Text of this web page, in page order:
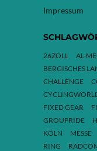
Impressum
26ZOLL AL-
BERGISCHES
CHALLENGE
FIXED GEAR
GROUPRIDE
KÖLN
MESSE
RING